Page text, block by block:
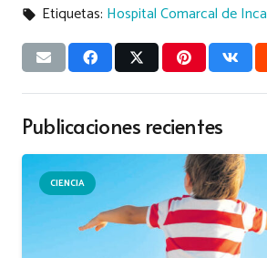
local_offer Etiquetas: Hospital Comarcal de Inca
Publicaciones recientes
CIENCIA